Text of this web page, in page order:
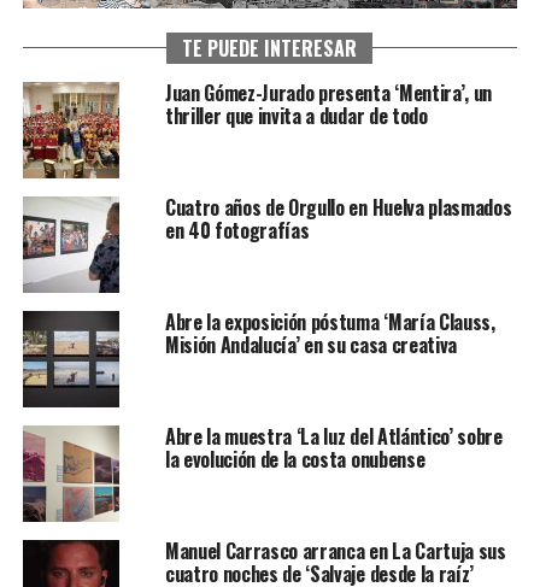
TE PUEDE INTERESAR
Juan Gómez-Jurado presenta ‘Mentira’, un
thriller que invita a dudar de todo
Cuatro años de Orgullo en Huelva plasmados
en 40 fotografías
Abre la exposición póstuma ‘María Clauss,
Misión Andalucía’ en su casa creativa
Abre la muestra ‘La luz del Atlántico’ sobre
la evolución de la costa onubense
Manuel Carrasco arranca en La Cartuja sus
cuatro noches de ‘Salvaje desde la raíz’